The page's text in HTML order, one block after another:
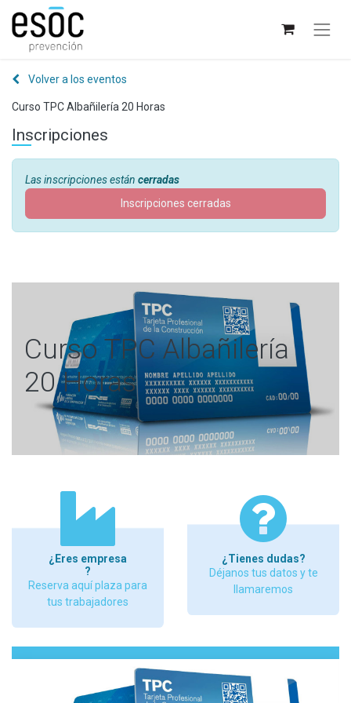
Volver a los eventos
Curso TPC Albañilería 20 Horas
Inscripciones
Las inscripciones están cerradas
Inscripciones cerradas
Curso TPC Albañilería
20 Horas
¿Eres empresa
?
Reserva aquí plaza para
tus trabajadores
¿Tienes dudas?
Déjanos tus datos y te
llamaremos